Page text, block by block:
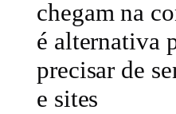
chegam na
é alternativa
precisar de
e sites